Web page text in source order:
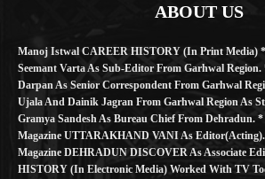
ABOUT US
Manoj Istwal CAREER HISTORY (in Print Media)
Seemant Varta As Sub-Editor From Garhwal
Darpan As Senior Correspondent From Garhwal
Ujala And Dainik Jagran From Garhwal Region As
Gramya Sandesh As Bureau Chief From Dehradun.
Magazine UTTARAKHAND VANI As
Magazine DEHRADUN DISCOVER As Associate
HISTORY (in Electronic Media) Worked With TV